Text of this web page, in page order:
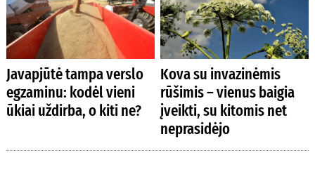
Javapjūtė tampa verslo
egzaminu: kodėl vieni
ūkiai uždirba, o kiti ne?
Kova su invazinėmis
rūšimis – vienus baigia
įveikti, su kitomis net
neprasidėjo